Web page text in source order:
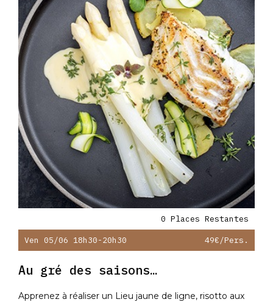
0 Places Restantes
Ven 05/06 18h30-20h30 49€/pers.
Au gré des saisons…
Apprenez à réaliser un Lieu jaune de ligne, risotto aux